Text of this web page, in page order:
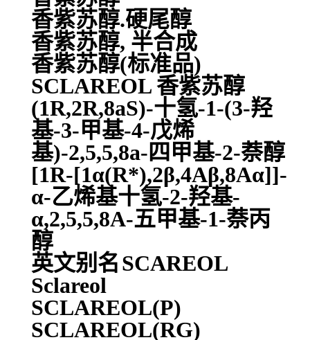
香紫苏醇.硬尾醇
香紫苏醇, 半合成
香紫苏醇(标准品)
SCLAREOL 香紫苏醇
(1R,2R,8aS)-十氢-1-(3-羟
基-3-甲基-4-戊烯
基)-2,5,5,8a-四甲基-2-萘醇
[1R-[1α(R*),2β,4Aβ,8Aα]]-
α-乙烯基十氢-2-羟基-
α,2,5,5,8A-五甲基-1-萘丙
醇
英文别名SCAREOL
Sclareol
SCLAREOL(P)
SCLAREOL(RG)